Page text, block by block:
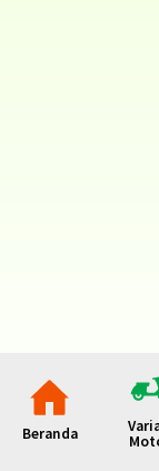
Beranda